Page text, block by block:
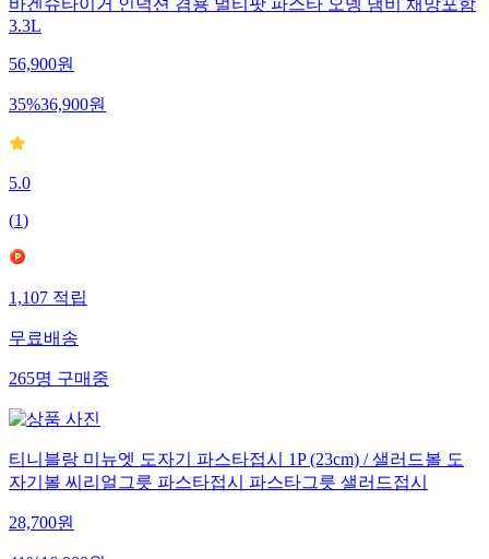
바겐슈타이거 인덕션 겸용 멀티팟 파스타 오뎅 냄비 채망포함
3.3L
56,900원
35%36,900원
5.0
(1)
1,107적립
무료배송
265명구매중
티니블랑 미뉴엣 도자기 파스타접시 1P (23cm) / 샐러드볼 도
자기볼 씨리얼그릇 파스타접시 파스타그릇 샐러드접시
28,700원